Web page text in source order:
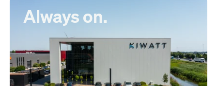
Always on.